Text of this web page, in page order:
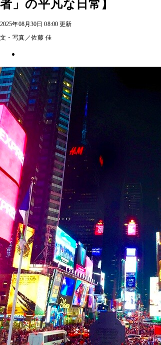
者」の平凡な日常】
2025年08月30日 08:00 更新
文・写真／佐藤 佳